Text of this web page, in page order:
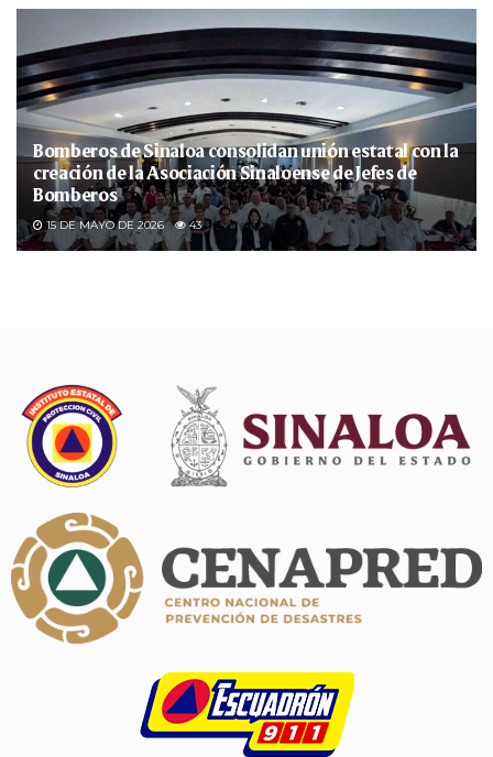
Bomberos de Sinaloa consolidan unión estatal con la
creación de la Asociación Sinaloense de Jefes de
Bomberos
15 DE MAYO DE 2026 43